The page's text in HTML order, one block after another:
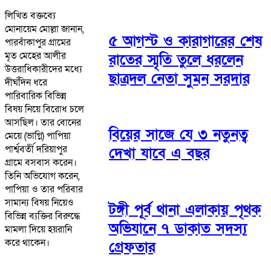
লিখিত বক্তব্যে
মোনায়েম মোল্লা জানান,
পারবাঁকাপুর গ্রামের
মৃত মেহের আলীর
উত্তরাধিকারীদের মধ্যে
দীর্ঘদিন ধরে
পারিবারিক বিভিন্ন
বিষয় নিয়ে বিরোধ চলে
আসছিল। তার বোনের
মেয়ে (ভাগ্নি) পাপিয়া
পার্শ্ববর্তী দরিয়াপুর
গ্রামে বসবাস করেন।
তিনি অভিযোগ করেন,
পাপিয়া ও তার পরিবার
সামান্য বিষয় নিয়েও
বিভিন্ন ব্যক্তির বিরুদ্ধে
মামলা দিয়ে হয়রানি
করে থাকেন।
৫ আগস্ট ও কারাগারের শেষ
রাতের স্মৃতি তুলে ধরলেন
ছাত্রদল নেতা সুমন সরদার
বিয়ের সাজে যে ৩ নতুনত্ব
দেখা যাবে এ বছর
টঙ্গী পূর্ব থানা এলাকায় পৃথক
অভিযানে ৭ ডাকাত সদস্য
গ্রেফতার